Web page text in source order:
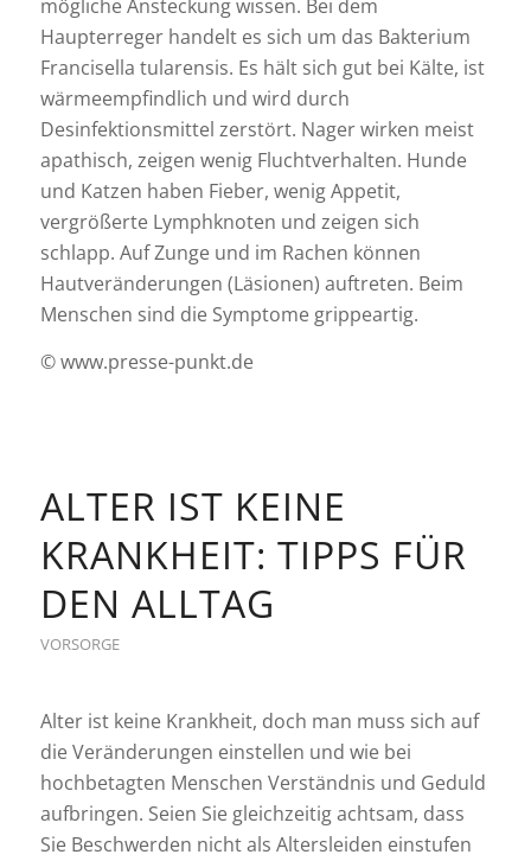
mögliche Ansteckung wissen. Bei dem
Haupterreger handelt es sich um das Bakterium
Francisella tularensis. Es hält sich gut bei Kälte, ist
wärmeempfindlich und wird durch
Desinfektionsmittel zerstört. Nager wirken meist
apathisch, zeigen wenig Fluchtverhalten. Hunde
und Katzen haben Fieber, wenig Appetit,
vergrößerte Lymphknoten und zeigen sich
schlapp. Auf Zunge und im Rachen können
Hautveränderungen (Läsionen) auftreten. Beim
Menschen sind die Symptome grippeartig.
© www.presse-punkt.de
ALTER IST KEINE
KRANKHEIT: TIPPS FÜR
DEN ALLTAG
VORSORGE
Alter ist keine Krankheit, doch man muss sich auf
die Veränderungen einstellen und wie bei
hochbetagten Menschen Verständnis und Geduld
aufbringen. Seien Sie gleichzeitig achtsam, dass
Sie Beschwerden nicht als Altersleiden einstufen